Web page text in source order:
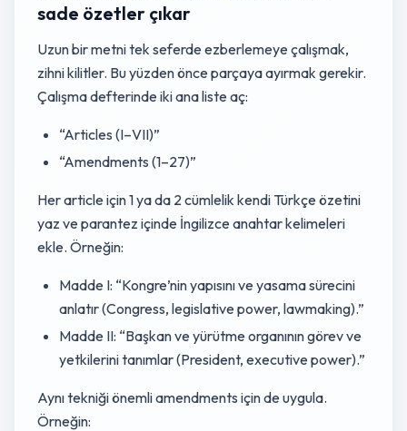
sade özetler çıkar
Uzun bir metni tek seferde ezberlemeye çalışmak,
zihni kilitler. Bu yüzden önce parçaya ayırmak gerekir.
Çalışma defterinde iki ana liste aç:
“Articles (I–VII)”
“Amendments (1–27)”
Her article için 1 ya da 2 cümlelik kendi Türkçe özetini
yaz ve parantez içinde İngilizce anahtar kelimeleri
ekle. Örneğin:
Madde I: “Kongre’nin yapısını ve yasama sürecini
anlatır (Congress, legislative power, lawmaking).”
Madde II: “Başkan ve yürütme organının görev ve
yetkilerini tanımlar (President, executive power).”
Aynı tekniği önemli amendments için de uygula.
Örneğin: